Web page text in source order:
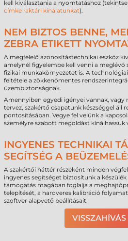
kell kiválasztania a nyomtatáshoz
címke raktári kínálatunkat).
NEM BIZTOS BENNE,
ZEBRA ETIKETT
A megfelelő azonosítástechnikai eszköz
amelynél figyelembe kell venni a meglévő
fizikai munkakörnyezetet is. A
feltétele a zökkenőmentes
üzembiztonságnak.
Amennyiben egyedi igényei vannak, vagy
tervez, szakértő csapatunk készséggel áll
pontosításában. Vegye fel velünk a
személyre szabott megoldást kínálhassuk
INGYENES TECHNIKAI
SEGÍTSÉG A
A szakértői háttér részeként minden
ingyenes segítséget biztosítunk a készülék
támogatás magában foglalja a
telepítését, a hardveres kalibráció
szoftver alapvető beállításait.
VISSZAHÍVÁS